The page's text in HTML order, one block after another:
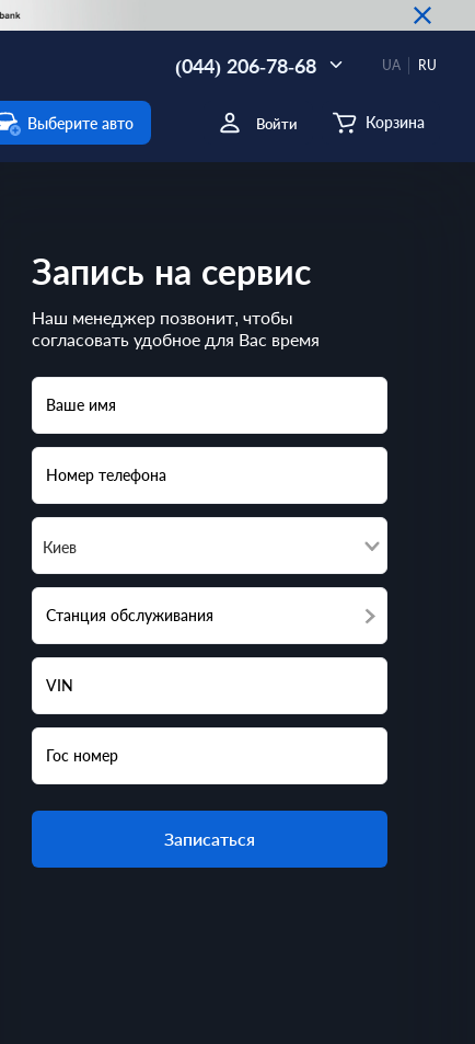
(044) 206-78-68 UA RU
Выберите авто Войти Корзина
Запись на сервис
Наш менеджер позвонит, чтобы
согласовать удобное для Вас время
Ваше имя
Номер телефона
Киев
Станция обслуживания
VIN
Гос номер
Записаться